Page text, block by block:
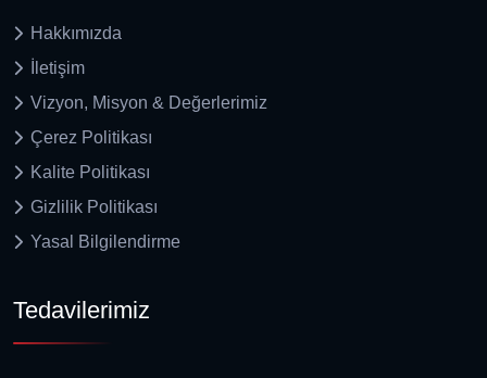
Hakkımızda
İletişim
Vizyon, Misyon & Değerlerimiz
Çerez Politikası
Kalite Politikası
Gizlilik Politikası
Yasal Bilgilendirme
Tedavilerimiz